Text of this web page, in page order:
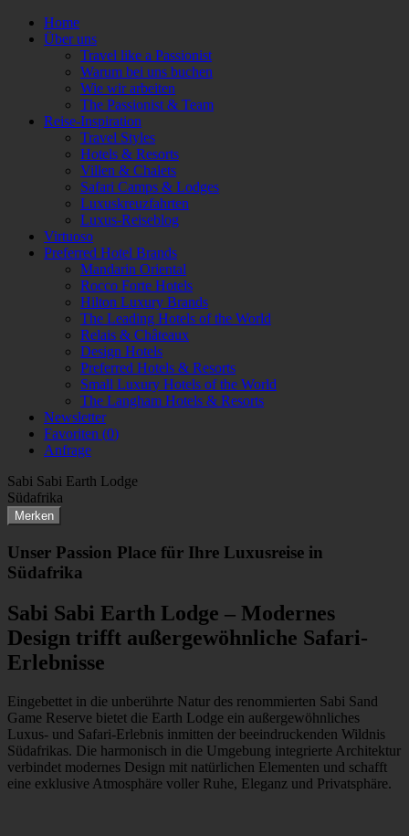
Home
Über uns
Travel like a Passionist
Warum bei uns buchen
Wie wir arbeiten
The Passionist & Team
Reise-Inspiration
Travel Styles
Hotels & Resorts
Villen & Chalets
Safari Camps & Lodges
Luxuskreuzfahrten
Luxus-Reiseblog
Virtuoso
Preferred Hotel Brands
Mandarin Oriental
Rocco Forte Hotels
Hilton Luxury Brands
The Leading Hotels of the World
Relais & Châteaux
Design Hotels
Preferred Hotels & Resorts
Small Luxury Hotels of the World
The Langham Hotels & Resorts
Newsletter
Favoriten (0)
Anfrage
Sabi Sabi Earth Lodge
Südafrika
Merken
Unser Passion Place für Ihre Luxusreise in
Südafrika
Sabi Sabi Earth Lodge – Modernes
Design trifft außergewöhnliche Safari-
Erlebnisse
Eingebettet in die unberührte Natur des renommierten Sabi Sand
Game Reserve bietet die Earth Lodge ein außergewöhnliches
Luxus- und Safari-Erlebnis inmitten der beeindruckenden Wildnis
Südafrikas. Die harmonisch in die Umgebung integrierte Architektur
verbindet modernes Design mit natürlichen Elementen und schafft
eine exklusive Atmosphäre voller Ruhe, Eleganz und Privatsphäre.